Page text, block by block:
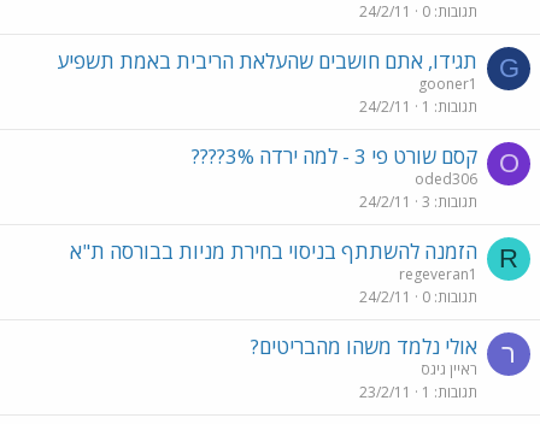
תגובות 0
24/2/11
G תגידו, אתם חושבים שהעלאת הריבית באמת תשפיע
gooner1
תגובות 1
24/2/11
O קסם שורט פי 3 - למה ירדה 3%????
oded306
תגובות 3
24/2/11
R הזמנה להשתתף בניסוי בחירת מניות בבורסה ת"א
regeveran1
תגובות 0
24/2/11
ר אולי נלמד משהו מהבריטים?
ראיין גיגס
תגובות 1
23/2/11